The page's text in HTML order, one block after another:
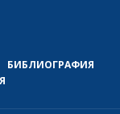
БИБЛИОГРАФИЯ